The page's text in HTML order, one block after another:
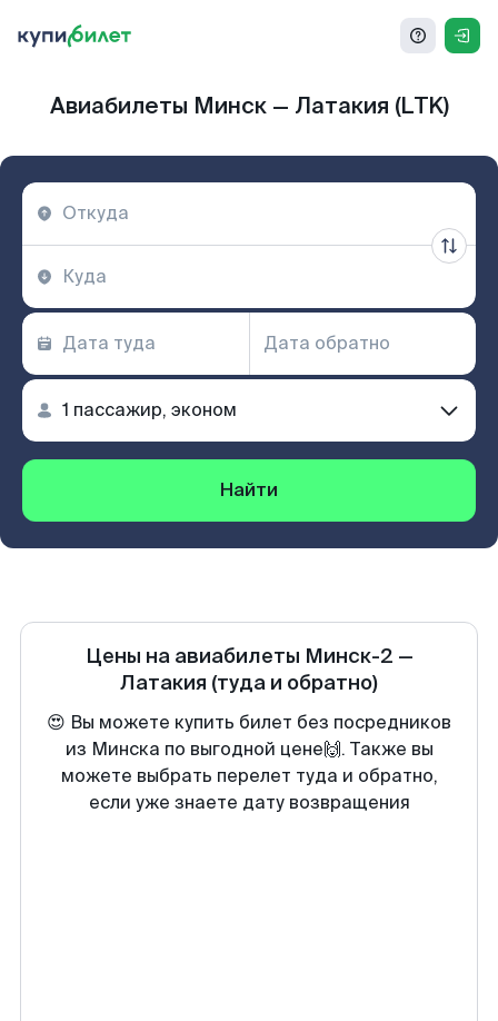
Авиабилеты Минск — Латакия (LTK)
Найти
Цены на авиабилеты Минск-2 —
Латакия (туда и обратно)
😍 Вы можете купить билет без посредников
из Минска по выгодной цене🙌. Также вы
можете выбрать перелет туда и обратно,
если уже знаете дату возвращения